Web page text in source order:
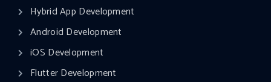
Hybrid App Development
Android Development
iOS Development
Flutter Development